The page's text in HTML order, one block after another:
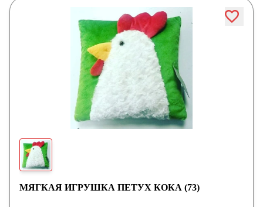
МЯГКАЯ ИГРУШКА ПЕТУХ КОКА (73)